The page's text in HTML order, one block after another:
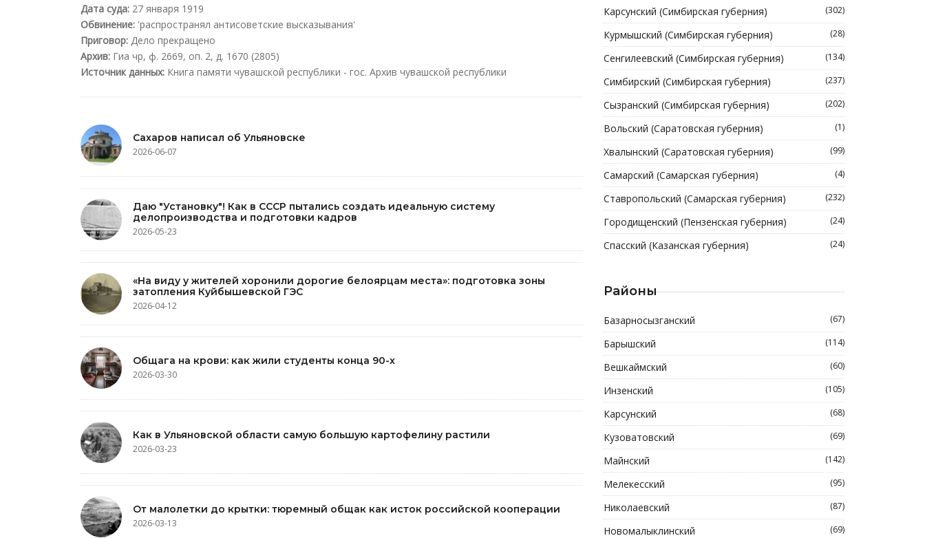
Дата суда: 27 января 1919
Обвинение: 'распространял антисоветские высказывания'
Приговор: Дело прекращено
Архив: Гиа чр, ф. 2669, оп. 2, д. 1670 (2805)
Источник данных: Книга памяти чувашской республики - гос. Архив чувашской республики
Сахаров написал об Ульяновске
2026-06-07
Даю "Установку"! Как в СССР пытались создать идеальную систему
делопроизводства и подготовки кадров
2026-05-23
«На виду у жителей хоронили дорогие белоярцам места»: подготовка зоны
затопления Куйбышевской ГЭС
2026-04-12
Общага на крови: как жили студенты конца 90-х
2026-03-30
Как в Ульяновской области самую большую картофелину растили
2026-03-23
От малолетки до крытки: тюремный общак как исток российской кооперации
2026-03-13
Карсунский (Симбирская губерния) (302)
Курмышский (Симбирская губерния) (28)
Сенгилеевский (Симбирская губерния) (134)
Симбирский (Симбирская губерния) (237)
Сызранский (Симбирская губерния) (202)
Вольский (Саратовская губерния) (1)
Хвалынский (Саратовская губерния) (99)
Самарский (Самарская губерния) (4)
Ставропольский (Самарская губерния) (232)
Городищенский (Пензенская губерния) (24)
Спасский (Казанская губерния) (24)
Районы
Базарносызганский (67)
Барышский (114)
Вешкаймский (60)
Инзенский (105)
Карсунский (68)
Кузоватовский (69)
Майнский (142)
Мелекесский (95)
Николаевский (87)
Новомалыклинский (69)